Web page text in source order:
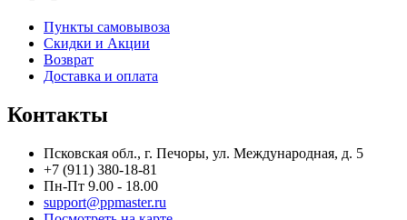
Пункты самовывоза
Скидки и Акции
Возврат
Доставка и оплата
Контакты
Псковская обл., г. Печоры, ул. Международная, д. 5
+7 (911) 380-18-81
Пн-Пт 9.00 - 18.00
support@ppmaster.ru